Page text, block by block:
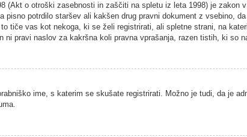
(Akt o otroški zasebnosti in zaščiti na spletu iz leta 1998) je zakon
pisno potrdilo staršev ali kakšen drug pravni dokument z vsebino,
tiče vas kot nekoga, ki se želi registrirati, ali spletne strani, na
ni pravi naslov za kakršna koli pravna vprašanja, razen tistih, ki so
ime, s katerim se skušate registrirati. Možno je tudi, da je